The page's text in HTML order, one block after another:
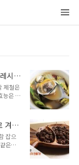
시
제철은
능은 양
아이
서는
막 껍
은 껍
며 보
래 보
겨
잡으
은데
솔방